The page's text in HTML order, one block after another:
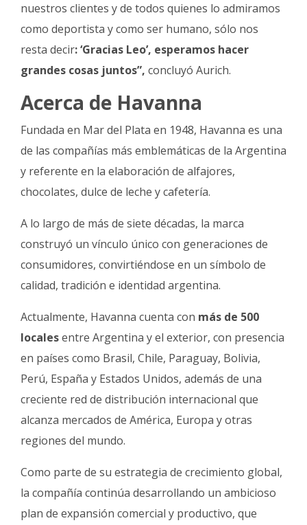
nuestros clientes y de todos quienes lo admiramos
como deportista y como ser humano, sólo nos
resta decir: ‘Gracias Leo’, esperamos hacer
grandes cosas juntos”, concluyó Aurich.
Acerca de Havanna
Fundada en Mar del Plata en 1948, Havanna es una
de las compañías más emblemáticas de la Argentina
y referente en la elaboración de alfajores,
chocolates, dulce de leche y cafetería.
A lo largo de más de siete décadas, la marca
construyó un vínculo único con generaciones de
consumidores, convirtiéndose en un símbolo de
calidad, tradición e identidad argentina.
Actualmente, Havanna cuenta con más de 500
localesentre Argentina y el exterior, con presencia
en países como Brasil, Chile, Paraguay, Bolivia,
Perú, España y Estados Unidos, además de una
creciente red de distribución internacional que
alcanza mercados de América, Europa y otras
regiones del mundo.
Como parte de su estrategia de crecimiento global,
la compañía continúa desarrollando un ambicioso
plan de expansión comercial y productivo, que